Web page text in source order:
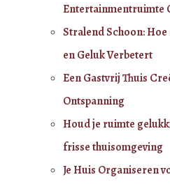
Entertainmentruimte
Stralend Schoon:
en Geluk Verbetert
Een Gastvrij Thuis
Ontspanning
Houd je ruimte
frisse thuisomgeving
Je Huis Organiseren